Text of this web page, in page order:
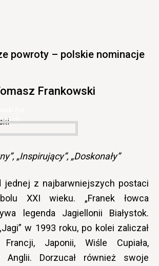
powroty – polskie nominacje
Frankowski
„Inspirujący”, „Doskonały”
jednej z najbarwniejszych postaci
XXI wieku. „Franek łowca
legenda Jagiellonii Białystok.
w 1993 roku, po kolei zaliczał
Japonii, Wiśle Cupiała,
Anglii. Dorzucał również swoje